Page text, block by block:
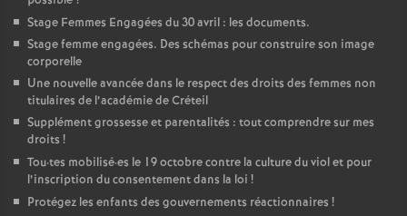
Stage Femmes Engagées du 30 avril : les documents.
Stage femme engagées. Des schémas pour construire son image
corporelle
Une nouvelle avancée dans le respect des droits des femmes non
titulaires de l’académie de Créteil
Supplément grossesse et parentalités : tout comprendre sur mes
droits !
Tou·tes mobilisé·es le 19 octobre contre la culture du viol et pour
l’inscription du consentement dans la loi !
Protégez les enfants des gouvernements réactionnaires !